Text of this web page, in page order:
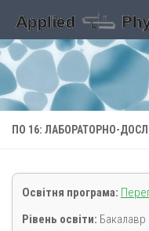
Skip to content
ПО 16: ЛАБОРАТОРНО-
Освітня програма:
Рівень освіти: Бакалавр